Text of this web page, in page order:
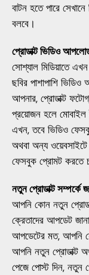
বাটন হতে পারে
বলবে।
প্রোডাক্ট ভিডিও
সোশ্যাল মিডিয়াতে
ছবির পাশাপাশি
আপনার, প্রোডাক্ট
প্রয়োজন হলে মোবাইল
এখন, তবে ভিডিও
অথবা অন্য
ফেসবুক প্রোমট করতে
নতুন প্রোডাক্ট সম্পর্কে
আপনি কোন নতুন
ক্রেতাদের আপডেট
আপডেটের মত, আপনি
আপনি নতুন প্রোডাক্ট
পেজে পোস্ট দিন, নতুন